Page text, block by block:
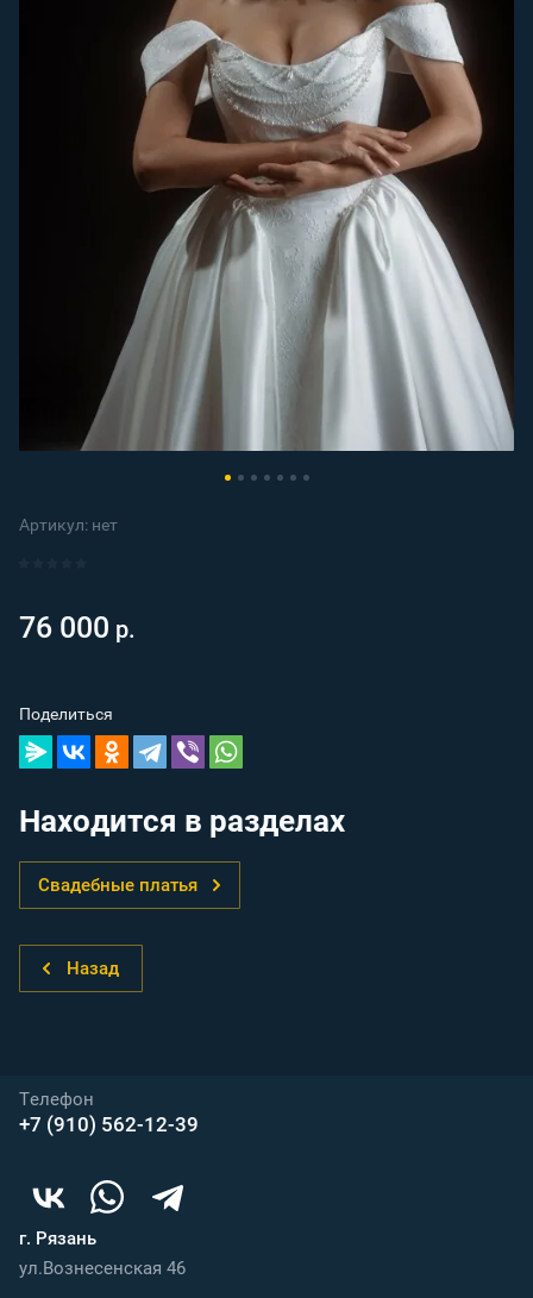
Артикул: нет
76 000 р.
Поделиться
Находится в разделах
Свадебные платья
Назад
Телефон
+7 (910) 562-12-39
г. Рязань
ул.Вознесенская 46